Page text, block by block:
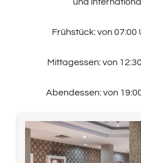
Frühstück: von 07:00
Mittagessen: von
Abendessen: von